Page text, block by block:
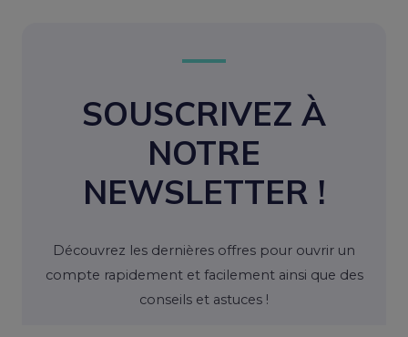
SOUSCRIVEZ À
NOTRE
NEWSLETTER !
Découvrez les dernières offres pour ouvrir un
compte rapidement et facilement ainsi que des
conseils et astuces !